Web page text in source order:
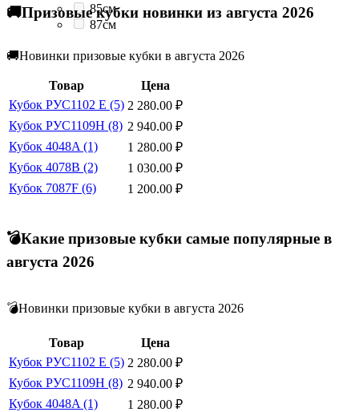
85см
87см
🚚Призовые кубки новинки из августа 2026
🚚Новинки призовые кубки в августа 2026
Товар
Цена
Кубок РУС1102 E (5) 2 280.00 ₽
Кубок РУС1109H (8) 2 940.00 ₽
Кубок 4048A (1)
1 280.00 ₽
Кубок 4078B (2)
1 030.00 ₽
Кубок 7087F (6)
1 200.00 ₽
💣Какие призовые кубки самые популярные в
августа 2026
💣Новинки призовые кубки в августа 2026
Товар
Цена
Кубок РУС1102 E (5) 2 280.00 ₽
Кубок РУС1109H (8) 2 940.00 ₽
Кубок 4048A (1)
1 280.00 ₽